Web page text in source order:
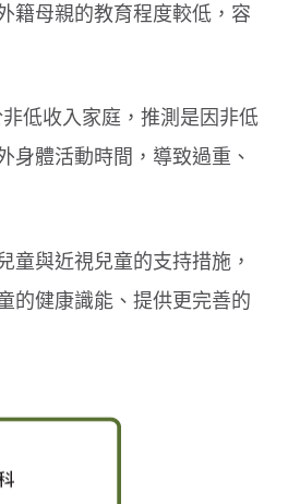
籍母親的教育程度較低，容
低收入家庭，推測是因非低
身體活動時間，導致過重、
童與近視兒童的支持措施，
的健康識能、提供更完善的